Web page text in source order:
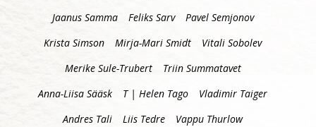
Jaanus Samma
Feliks Sarv
Pavel Semjonov
Krista Simson
Mirja-Mari Smidt
Vitali Sobolev
Merike Sule-Trubert
Triin Summatavet
Anna-Liisa Sääsk
T | Helen Tago
Vladimir Taiger
Andres Tali
Liis Tedre
Vappu Thurlow